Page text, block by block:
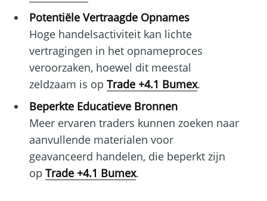
Potentiële Vertraagde Opnames
Hoge handelsactiviteit kan lichte
vertragingen in het opnameproces
veroorzaken, hoewel dit meestal
zeldzaam is op Trade +4.1 Bumex.
Beperkte Educatieve Bronnen
Meer ervaren traders kunnen zoeken naar
aanvullende materialen voor
geavanceerd handelen, die beperkt zijn
op Trade +4.1 Bumex.